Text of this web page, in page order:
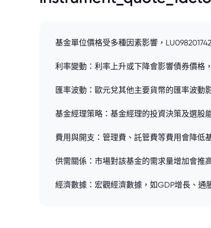
基金單位價格受多種因素影響，
利率變動：利率上升或下降會影響債券價格
匯率波動：歐元兌其他主要貨幣的匯率波動
基金經理策略：基金經理的投資決策及選股
費用與開支：管理費、託管費等費用會降低
供需關係：市場對該基金的需求量增加會推
經濟數據：宏觀經濟數據，如GDP增長、通